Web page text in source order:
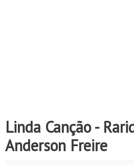
Linda Canção -
Anderson Freire